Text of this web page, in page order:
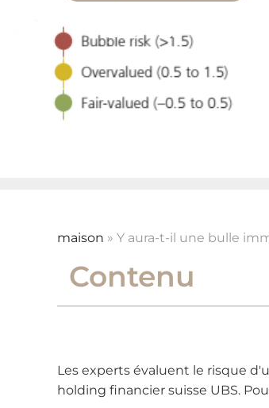
Y aura-t-il
maison » Y aura-t-il une bulle
Contenu
Les experts évaluent le risque
holding financier suisse UBS.